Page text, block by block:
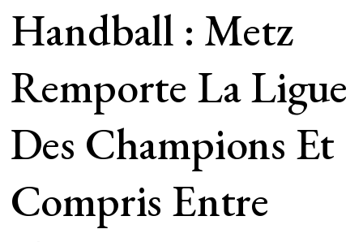
Handball : Metz
Remporte La Ligue
Des Champions Et
Compris Entre